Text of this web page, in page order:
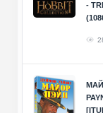
-